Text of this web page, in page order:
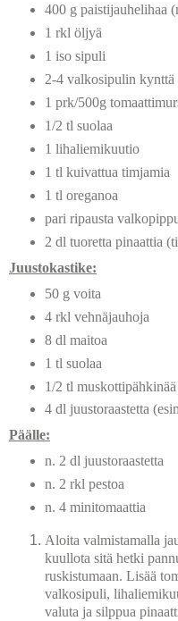
400 g paistijauhelihaa
1 rkl öljyä
1 iso sipuli
2-4 valkosipulin kynttä
1 prk/500g
1/2 tl suolaa
1 lihaliemikuutio
1 tl kuivattua timjamia
1 tl oreganoa
pari ripausta
2 dl tuoretta pinaattia
Juustokastike:
50 g voita
4 rkl vehnäjauhoja
8 dl maitoa
1 tl suolaa
1/2 tl muskottipähkinää
4 dl juustoraastetta
Päälle:
n. 2 dl juustoraastetta
n. 2 rkl pestoa
n. 4 minitomaattia
Aloita valmistamalla
kuullota sitä hetki
ruskistumaan. Lisää
valkosipuli,
valuta ja silppua